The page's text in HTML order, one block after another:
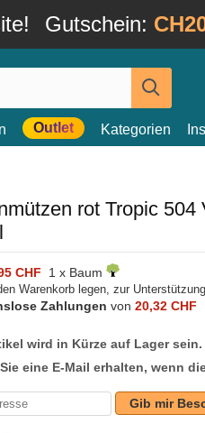
Gutschein:
Outlet Kategorien
rot Tropic 504
CHF 1 x Baum
Warenkorb legen, zur
Zahlungen von 20,32 CHF
wird in Kürze auf Lager sein.
eine E-Mail erhalten, wenn
Gib mir